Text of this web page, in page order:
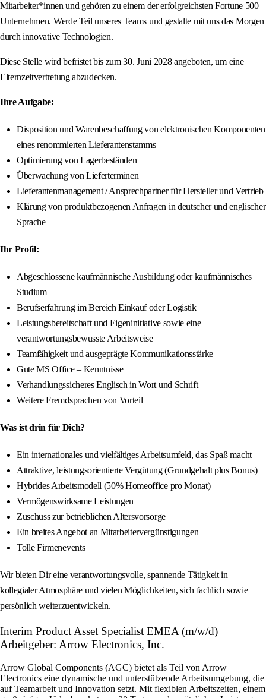
Mitarbeiter*innen und gehören zu einem der erfolgreichsten Fortune 500
Unternehmen. Werde Teil unseres Teams und gestalte mit uns das Morgen
durch innovative Technologien.
Diese Stelle wird befristet bis zum 30. Juni 2028 angeboten, um eine
Elternzeitvertretung abzudecken.
Ihre Aufgabe:
Disposition und Warenbeschaffung von elektronischen Komponenten
eines renommierten Lieferantenstamms
Optimierung von Lagerbeständen
Überwachung von Lieferterminen
Lieferantenmanagement / Ansprechpartner für Hersteller und Vertrieb
Klärung von produktbezogenen Anfragen in deutscher und englischer
Sprache
Ihr Profil:
Abgeschlossene kaufmännische Ausbildung oder kaufmännisches
Studium
Berufserfahrung im Bereich Einkauf oder Logistik
Leistungsbereitschaft und Eigeninitiative sowie eine
verantwortungsbewusste Arbeitsweise
Teamfähigkeit und ausgeprägte Kommunikationsstärke
Gute MS Office – Kenntnisse
Verhandlungssicheres Englisch in Wort und Schrift
Weitere Fremdsprachen von Vorteil
Was ist drin für Dich?
Ein internationales und vielfältiges Arbeitsumfeld, das Spaß macht
Attraktive, leistungsorientierte Vergütung (Grundgehalt plus Bonus)
Hybrides Arbeitsmodell (50% Homeoffice pro Monat)
Vermögenswirksame Leistungen
Zuschuss zur betrieblichen Altersvorsorge
Ein breites Angebot an Mitarbeitervergünstigungen
Tolle Firmenevents
Wir bieten Dir eine verantwortungsvolle, spannende Tätigkeit in
kollegialer Atmosphäre und vielen Möglichkeiten, sich fachlich sowie
persönlich weiterzuentwickeln.
Interim Product Asset Specialist EMEA (m/w/d)
Arbeitgeber: Arrow Electronics, Inc.
Arrow Global Components (AGC) bietet als Teil von Arrow
Electronics eine dynamische und unterstützende Arbeitsumgebung, die
auf Teamarbeit und Innovation setzt. Mit flexiblen Arbeitszeiten, einem